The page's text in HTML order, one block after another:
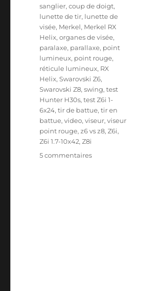
e
t
i
q
u
e
t
t
e
s
sanglier,coup de doigt,
lunette de tir, lunette de
visée, Merkel, Merkel RX
Helix,organes de visée,
paralaxe, parallaxe, point
lumineux, point rouge,
réticule lumineux, RX
Helix,Swarovski Z6,
Swarovski Z8,swing,test
Hunter H30s,test Z6i 1-
6x24,tir de battue,tir en
battue,video,viseur,viseur
point rouge,z6 vs z8,Z6i,
Z6i 1.7-10x42,Z8i
5 commentairess